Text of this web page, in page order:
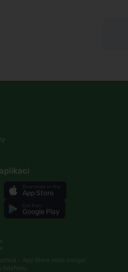
App Store
Google Play
– App Store nebo Google
telefonu.